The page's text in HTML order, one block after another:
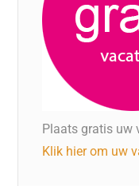
Plaats gratis uw
Klik hier om uw